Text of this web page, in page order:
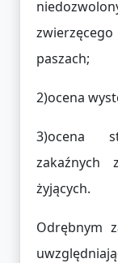
paszach;
2)ocena
3)ocena
zakaźnych
żyjących.
Odrębnym